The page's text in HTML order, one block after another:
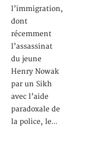
l’immigration,
dont
récemment
l’assassinat
du jeune
Henry Nowak
par un Sikh
avec l’aide
paradoxale de
la police, le…